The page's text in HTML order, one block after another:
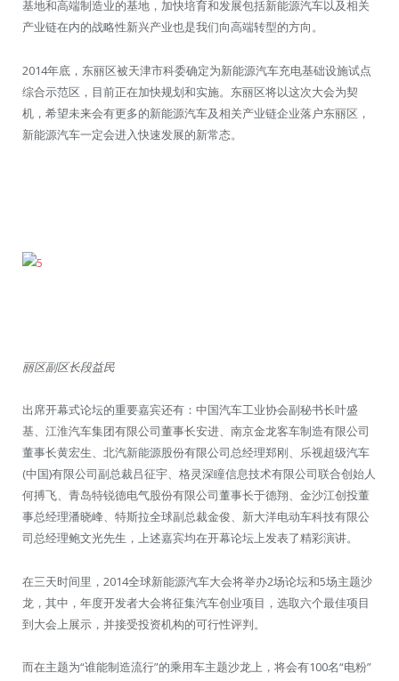
基地和高端制造业的基地，加快培育和发展包括新能源汽车以及相关
产业链在内的战略性新兴产业也是我们向高端转型的方向。
2014年底，东丽区被天津市科委确定为新能源汽车充电基础设施试点
综合示范区，目前正在加快规划和实施。东丽区将以这次大会为契
机，希望未来会有更多的新能源汽车及相关产业链企业落户东丽区，
新能源汽车一定会进入快速发展的新常态。
丽区副区长段益民
出席开幕式论坛的重要嘉宾还有：中国汽车工业协会副秘书长叶盛
基、江淮汽车集团有限公司董事长安进、南京金龙客车制造有限公司
董事长黄宏生、北汽新能源股份有限公司总经理郑刚、乐视超级汽车
(中国)有限公司副总裁吕征宇、格灵深瞳信息技术有限公司联合创始人
何搏飞、青岛特锐德电气股份有限公司董事长于德翔、金沙江创投董
事总经理潘晓峰、特斯拉全球副总裁金俊、新大洋电动车科技有限公
司总经理鲍文光先生，上述嘉宾均在开幕论坛上发表了精彩演讲。
在三天时间里，2014全球新能源汽车大会将举办2场论坛和5场主题沙
龙，其中，年度开发者大会将征集汽车创业项目，选取六个最佳项目
到大会上展示，并接受投资机构的可行性评判。
而在主题为“谁能制造流行”的乘用车主题沙龙上，将会有100名“电粉”